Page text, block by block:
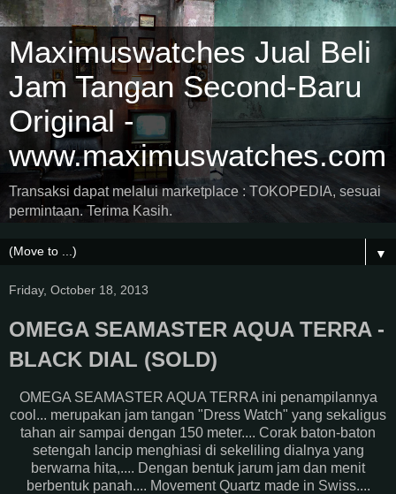
Maximuswatches Jual Beli
Jam Tangan Second-Baru
Original -
www.maximuswatches.com
Transaksi dapat melalui marketplace : TOKOPEDIA, sesuai
permintaan. Terima Kasih.
▼
Friday, October 18, 2013
OMEGA SEAMASTER AQUA TERRA -
BLACK DIAL (SOLD)
OMEGA SEAMASTER AQUA TERRA ini penampilannya
cool... merupakan jam tangan "Dress Watch" yang sekaligus
tahan air sampai dengan 150 meter.... Corak baton-baton
setengah lancip menghiasi di sekeliling dialnya yang
berwarna hita,.... Dengan bentuk jarum jam dan menit
berbentuk panah.... Movement Quartz made in Swiss....